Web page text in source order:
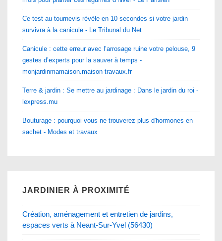
Ce test au tournevis révèle en 10 secondes si votre jardin
survivra à la canicule - Le Tribunal du Net
Canicule : cette erreur avec l’arrosage ruine votre pelouse, 9
gestes d’experts pour la sauver à temps -
monjardinmamaison.maison-travaux.fr
Terre & jardin : Se mettre au jardinage : Dans le jardin du roi -
lexpress.mu
Bouturage : pourquoi vous ne trouverez plus d'hormones en
sachet - Modes et travaux
JARDINIER À PROXIMITÉ
Création, aménagement et entretien de jardins,
espaces verts à Neant-Sur-Yvel (56430)